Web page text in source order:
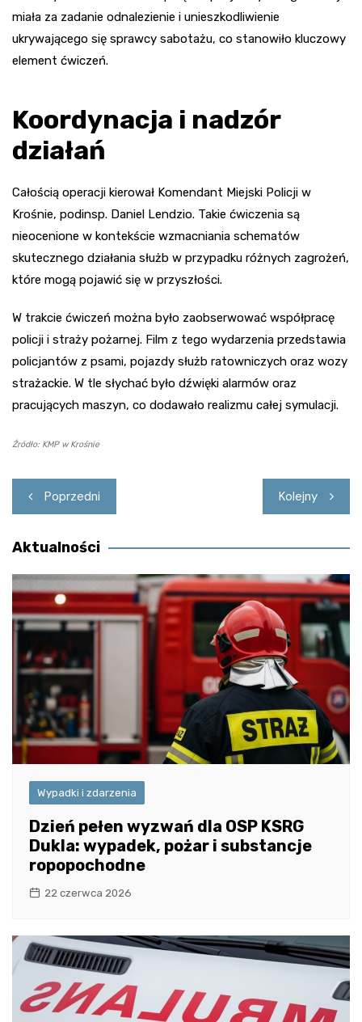
miała za zadanie odnalezienie i unieszkodliwienie
ukrywającego się sprawcy sabotażu, co stanowiło kluczowy
element ćwiczeń.
Koordynacja i nadzór
działań
Całością operacji kierował Komendant Miejski Policji w
Krośnie, podinsp. Daniel Lendzio. Takie ćwiczenia są
nieocenione w kontekście wzmacniania schematów
skutecznego działania służb w przypadku różnych zagrożeń,
które mogą pojawić się w przyszłości.
W trakcie ćwiczeń można było zaobserwować współpracę
policji i straży pożarnej. Film z tego wydarzenia przedstawia
policjantów z psami, pojazdy służb ratowniczych oraz wozy
strażackie. W tle słychać było dźwięki alarmów oraz
pracujących maszyn, co dodawało realizmu całej symulacji.
Źródło: KMP w Krośnie
Nawigacja
wpisu
Poprzedni Kolejny
Aktualności
Wypadki i zdarzenia
Dzień pełen wyzwań dla OSP KSRG
Dukla: wypadek, pożar i substancje
ropopochodne
22 czerwca 2026